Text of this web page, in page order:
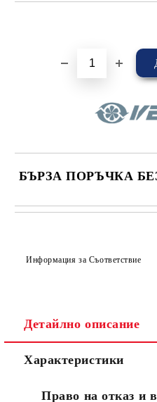
БЪРЗА ПОРЪЧКА
САМО
Съгласен съм с
Ние ще се свържем с вас в
Информация за Съответствие
Детайлно описание
Характеристики
Право на отказ и